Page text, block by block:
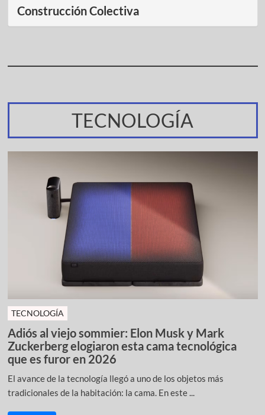
Construcción Colectiva
TECNOLOGÍA
TECNOLOGÍA
Adiós al viejo sommier: Elon Musk y Mark
Zuckerberg elogiaron esta cama tecnológica
que es furor en 2026
El avance de la tecnología llegó a uno de los objetos más
tradicionales de la habitación: la cama. En este ...